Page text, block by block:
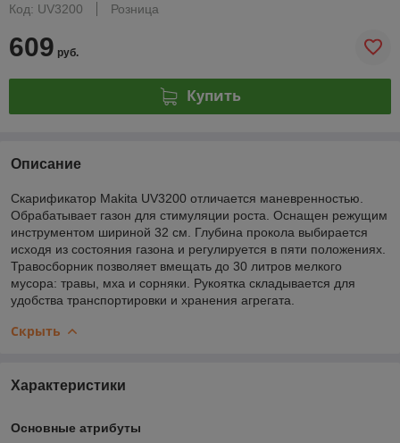
Код: UV3200
Розница
609 руб.
Купить
Описание
Скарификатор Makita UV3200 отличается маневренностью.
Обрабатывает газон для стимуляции роста. Оснащен режущим
инструментом шириной 32 см. Глубина прокола выбирается
исходя из состояния газона и регулируется в пяти положениях.
Травосборник позволяет вмещать до 30 литров мелкого
мусора: травы, мха и сорняки. Рукоятка складывается для
удобства транспортировки и хранения агрегата.
Скрыть
Характеристики
Основные атрибуты